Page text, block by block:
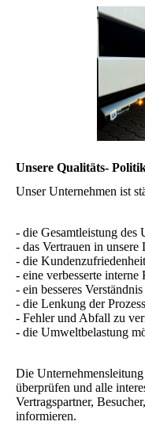
Unsere Qualitäts-
Unser Unternehmen ist
- die Gesamtleistung des
- das Vertrauen in unsere
- die
- eine verbesserte
- ein besseres
- die Lenkung der
- Fehler und Abfall zu
- die Umweltbelastung
Die
überprüfen und alle
Vertragspartner,
informieren.